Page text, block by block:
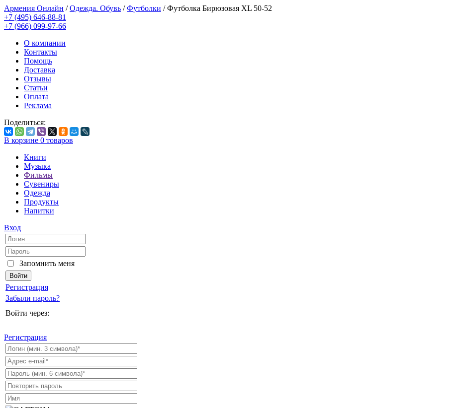
Армения Онлайн /Одежда. Обувь /Футболки /Футболка Бирюзовая ХL 50-52
+7 (495) 646-88-81
+7 (966) 099-97-66
О компании
Контакты
Помощь
Доставка
Отзывы
Статьи
Оплата
Реклама
Поделиться:
В корзине 0 товаров
Книги
Музыка
Фильмы
Сувениры
Одежда
Продукты
Напитки
Вход
Запомнить меня
Регистрация
Забыли пароль?
Войти через:
Регистрация